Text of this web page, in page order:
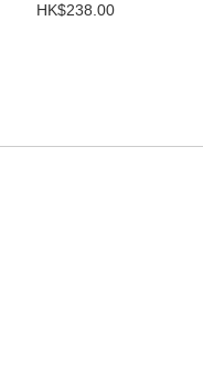
HK$238.00